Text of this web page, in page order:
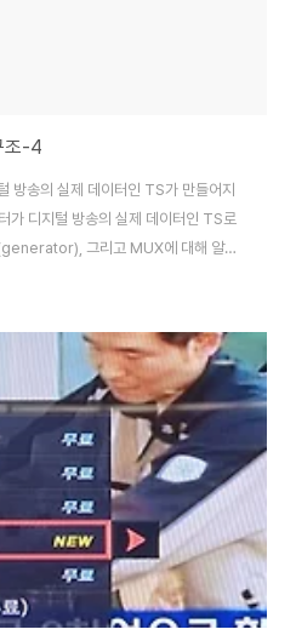
조-4
방송의 실제 데이터인 TS가 만들어지
가 디지털 방송의 실제 데이터인 TS로
그리고 MUX에 대해 알아
형되는지 변화 과정 또한 알아볼 것이
의 생성 원리 우선 PES(Packetized
, TS가 무엇인가에 대해 알아보자.
. 즉, 디지털 방송을 전송하는 실제 데
다. 방송사에서는 TS를 ..